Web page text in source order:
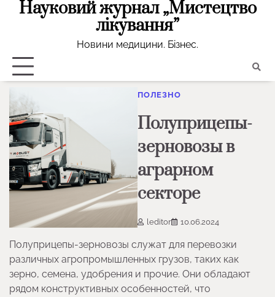
Науковий журнал „Мистецтво
лікування”
Новини медицини. Бізнес.
ПОЛЕЗНО
Полуприцепы-
зерновозы в
аграрном
секторе
leditor 10.06.2024
Полуприцепы-зерновозы служат для перевозки
различных агропромышленных грузов, таких как
зерно, семена, удобрения и прочие. Они обладают
рядом конструктивных особенностей, что